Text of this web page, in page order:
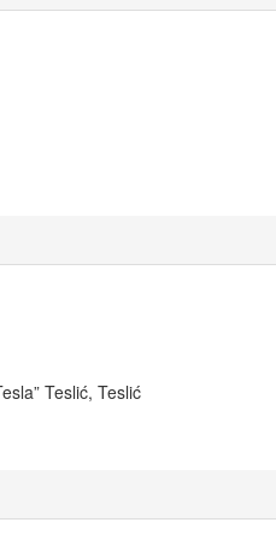
Teslić, Teslić